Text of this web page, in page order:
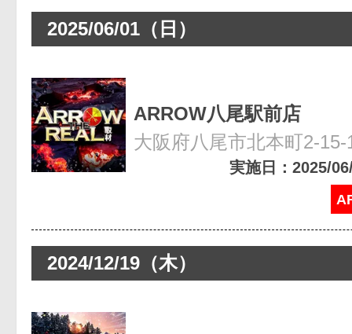
2025/06/01（日）
ARROW八尾駅前店
大阪府八尾市北本町2-15-
実施日：2025/
2024/12/19（木）